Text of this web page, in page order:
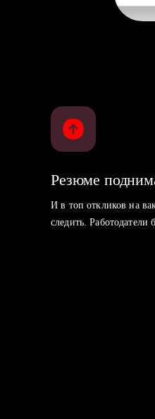
Резюме
И в топ откликов на
следить. Работодатели